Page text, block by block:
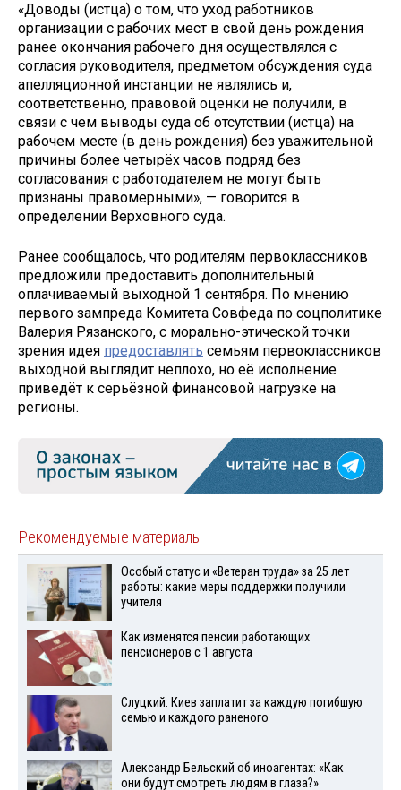
«Доводы (истца) о том, что уход работников
организации с рабочих мест в свой день рождения
ранее окончания рабочего дня осуществлялся с
согласия руководителя, предметом обсуждения суда
апелляционной инстанции не являлись и,
соответственно, правовой оценки не получили, в
связи с чем выводы суда об отсутствии (истца) на
рабочем месте (в день рождения) без уважительной
причины более четырёх часов подряд без
согласования с работодателем не могут быть
признаны правомерными», — говорится в
определении Верховного суда.
Ранее сообщалось, что родителям первоклассников
предложили предоставить дополнительный
оплачиваемый выходной 1 сентября. По мнению
первого зампреда Комитета Совфеда по соцполитике
Валерия Рязанского, с морально-этической точки
зрения идея предоставлять семьям первоклассников
выходной выглядит неплохо, но её исполнение
приведёт к серьёзной финансовой нагрузке на
регионы.
Рекомендуемые материалы
Особый статус и «Ветеран труда» за 25 лет
работы: какие меры поддержки получили
учителя
Как изменятся пенсии работающих
пенсионеров с 1 августа
Слуцкий: Киев заплатит за каждую погибшую
семью и каждого раненого
Александр Бельский об иноагентах: «Как
они будут смотреть людям в глаза?»